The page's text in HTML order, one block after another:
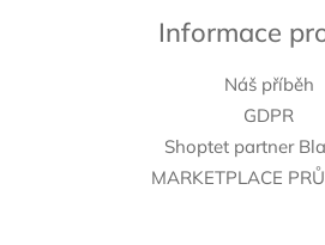
Informace
Náš příběh
GDPR
Shoptet partner
MARKETPLACE